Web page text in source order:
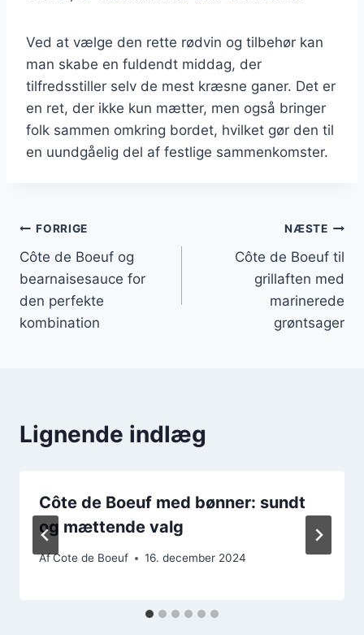
Ved at vælge den rette rødvin og tilbehør kan
man skabe en fuldendt middag, der
tilfredsstiller selv de mest kræsne ganer. Det er
en ret, der ikke kun mætter, men også bringer
folk sammen omkring bordet, hvilket gør den til
en uundgåelig del af festlige sammenkomster.
Indlægsnavigation
FORRIGE
Côte de Boeuf og
bearnaisesauce for
den perfekte
kombination
NÆSTE
Côte de Boeuf til
grillaften med
marinerede
grøntsager
Lignende indlæg
Côte de Boeuf med bønner: sundt
og mættende valg
AfCote de Boeuf 16. december 2024